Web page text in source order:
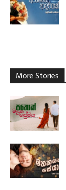
More Stories